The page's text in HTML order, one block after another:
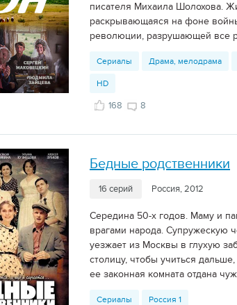
писателя Михаила Шолохова.
раскрывающаяся на фоне
революции, разрушающей все
Сериалы Драма, мелодрама
HD
168 8
Бедные родственники
16 серий Россия, 2012
Середина 50-х годов. Маму и
врагами народа. Супружескую
уезжает из Москвы в глухую
столицу, чтобы учиться
ее законная комната отдана
Сериалы Россия 1